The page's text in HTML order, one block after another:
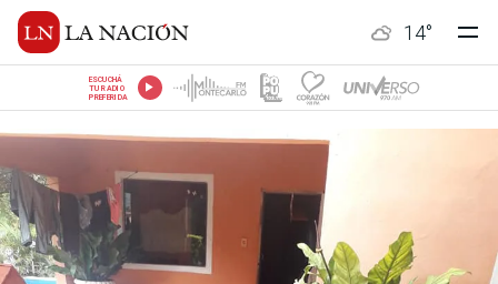
14°
ESCUCHÁ
TU RADIO
PREFERIDA